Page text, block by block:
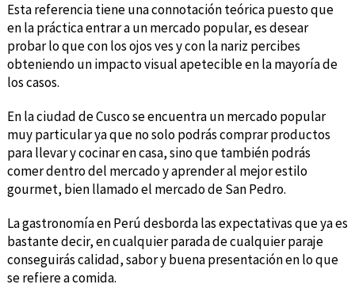
Esta referencia tiene una connotación teórica puesto que
en la práctica entrar a un mercado popular, es desear
probar lo que con los ojos ves y con la nariz percibes
obteniendo un impacto visual apetecible en la mayoría de
los casos.
En la ciudad de Cusco se encuentra un mercado popular
muy particular ya que no solo podrás comprar productos
para llevar y cocinar en casa, sino que también podrás
comer dentro del mercado y aprender al mejor estilo
gourmet, bien llamado el mercado de San Pedro.
La gastronomía en Perú desborda las expectativas que ya es
bastante decir, en cualquier parada de cualquier paraje
conseguirás calidad, sabor y buena presentación en lo que
se refiere a comida.